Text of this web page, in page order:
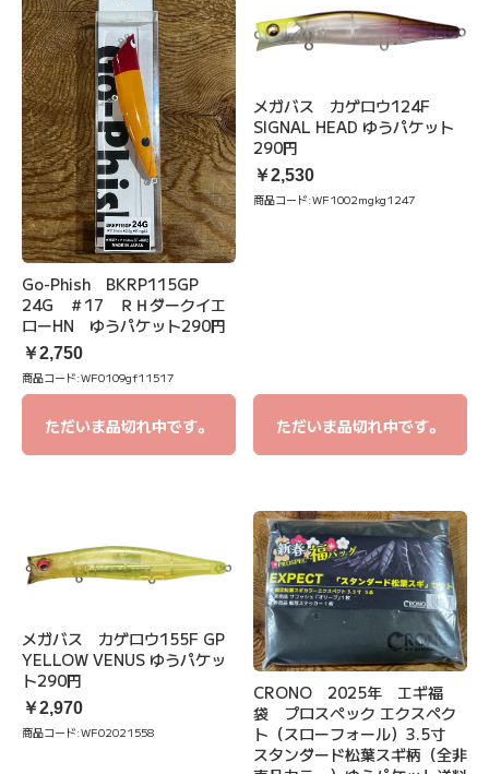
Go-Phish BKRP115GP
24G ＃17 ＲＨダークイエ
ローHN ゆうパケット290円
￥2,750
商品コード:WF0109gf11517
ただいま品切れ中です。
メガバス カゲロウ124F
SIGNAL HEAD ゆうパケット
290円
￥2,530
商品コード:WF1002mgkg1247
ただいま品切れ中です。
メガバス カゲロウ155F GP
YELLOW VENUS ゆうパケッ
ト290円
￥2,970
商品コード:WF02021558
CRONO 2025年 エギ福
袋 プロスペック エクスペク
ト（スローフォール）3.5寸
スタンダード松葉スギ柄（全非